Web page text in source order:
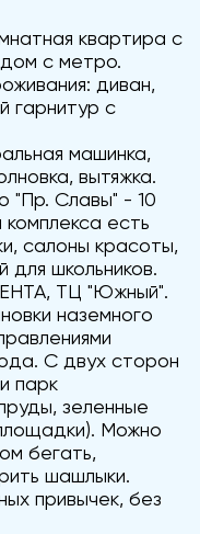
квартира с
с метро.
диван,
гарнитур с
машинка,
вытяжка.
"Пр. Славы" - 10
есть
салоны красоты,
для школьников.
ТЦ "Южный".
наземного
С двух сторон
парк
зеленные
Можно
бегать,
шашлыки.
привычек, без